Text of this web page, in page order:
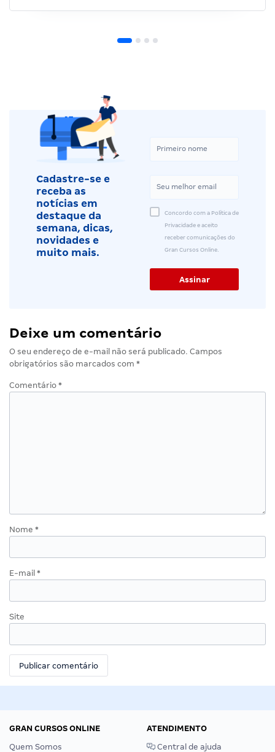
Cadastre-se e
receba as
notícias em
destaque da
semana, dicas,
novidades e
muito mais.
Concordo com a Política de
Privacidade e aceito
receber comunicações do
Gran Cursos Online.
Deixe um comentário
O seu endereço de e-mail não será publicado. Campos
obrigatórios são marcados com *
Comentário *
Nome *
E-mail *
Site
GRAN CURSOS ONLINE
Quem Somos
ATENDIMENTO
Central de ajuda